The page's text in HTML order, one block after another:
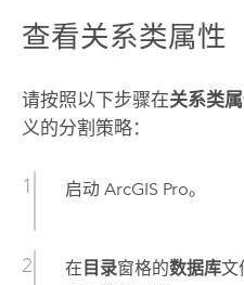
查看关系类属性
请按照以下步骤在关系类
义的分割策略：
启动 ArcGIS Pro。
在 目录窗格的数据库文